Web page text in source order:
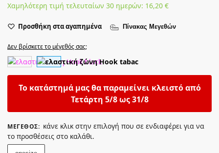
Χαμηλότερη τιμή τελευταίων 30 ημερών: 16,20 €
Προσθήκη στα αγαπημένα Πίνακας Μεγεθών
Δεν βρίσκετε το μέγεθός σας;
Το κατάστημά μας θα παραμείνει κλειστό από
Τετάρτη 5/8 ως 31/8
ΜΈΓΕΘΟΣ: κάνε κλικ στην επιλογή που σε ενδιαφέρει για να
το προσθέσεις στο καλάθι.